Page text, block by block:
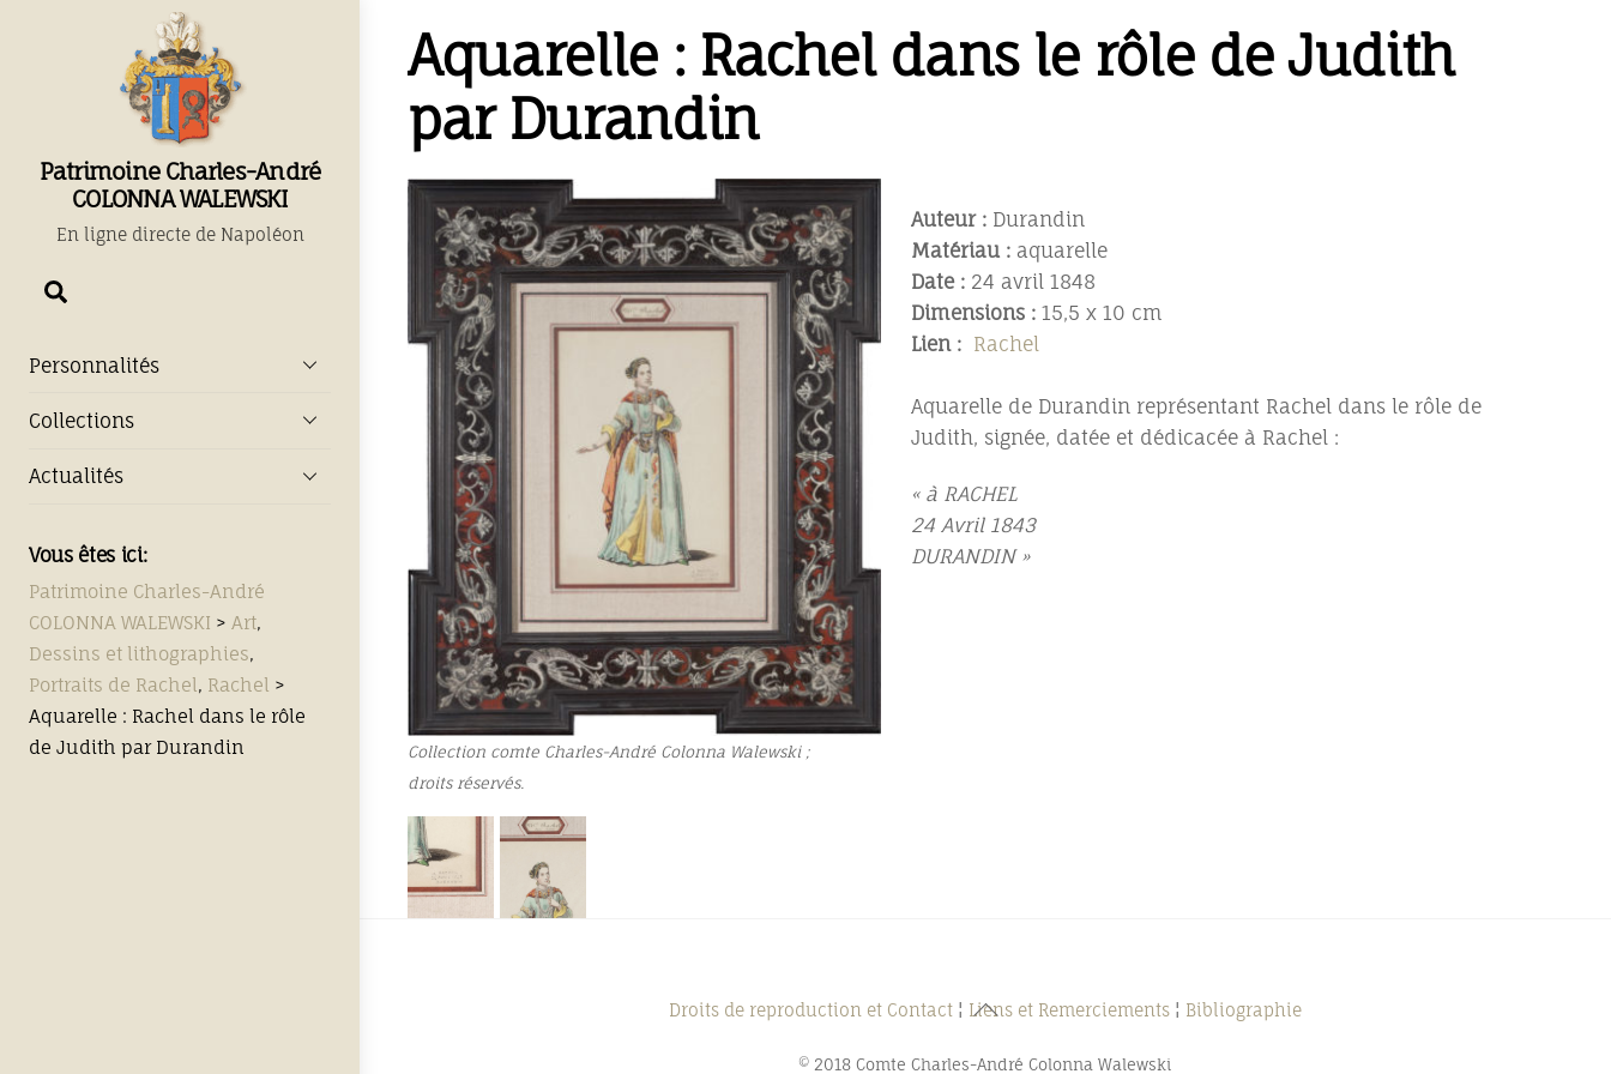
Patrimoine Charles-André
COLONNA WALEWSKI
En ligne directe de Napoléon
Personnalités
Collections
Actualités
Vous êtes ici:
Patrimoine Charles-André
COLONNA WALEWSKI > Art,
Dessins et lithographies,
Portraits de Rachel, Rachel >
Aquarelle : Rachel dans le rôle
de Judith par Durandin
Aquarelle : Rachel dans le rôle de Judith
par Durandin
Collection comte Charles-André Colonna Walewski ;
droits réservés.
Auteur : Durandin
Matériau : aquarelle
Date : 24 avril 1848
Dimensions : 15,5 x 10 cm
Lien : Rachel
Aquarelle de Durandin représentant Rachel dans le rôle de
Judith, signée, datée et dédicacée à Rachel :
« à RACHEL
24 Avril 1843
DURANDIN »
Back
Top
Droits de reproduction et Contact¦ Liens et Remerciements¦ Bibliographie
© 2018 Comte Charles-André Colonna Walewski